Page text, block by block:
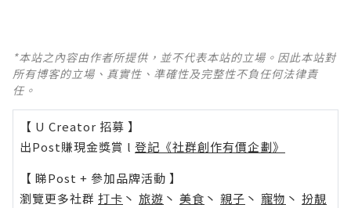
*本站之內容由作者所提供，並不代表本站的立場。因此本站對
所有博客的立場、真實性、準確性及完整性不負任何法律責
任。
【 U Creator 招募 】
出Post賺現金獎賞 l 登記《社群創作有價企劃》
【 睇Post + 參加品牌活動 】
瀏覽更多社群 打卡 丶 旅遊 丶 美食 丶 親子 丶 寵物 丶 扮靚